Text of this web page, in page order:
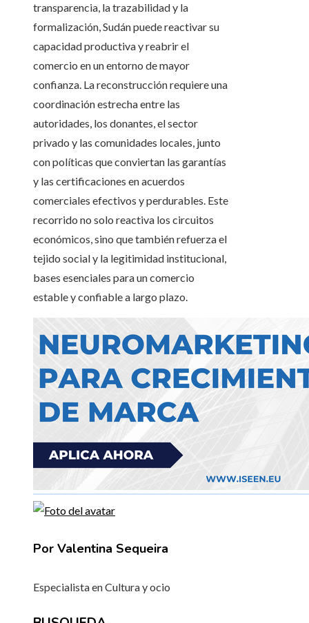
transparencia, la trazabilidad y la
formalización, Sudán puede reactivar su
capacidad productiva y reabrir el
comercio en un entorno de mayor
confianza. La reconstrucción requiere una
coordinación estrecha entre las
autoridades, los donantes, el sector
privado y las comunidades locales, junto
con políticas que conviertan las garantías
y las certificaciones en acuerdos
comerciales efectivos y perdurables. Este
recorrido no solo reactiva los circuitos
económicos, sino que también refuerza el
tejido social y la legitimidad institucional,
bases esenciales para un comercio
estable y confiable a largo plazo.
Por Valentina Sequeira
Especialista en Cultura y ocio